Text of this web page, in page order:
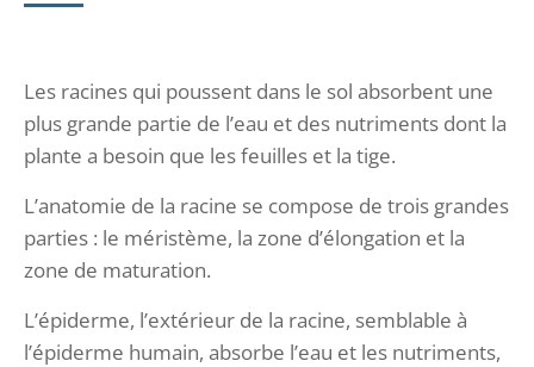
Les racines qui poussent dans le sol absorbent une
plus grande partie de l’eau et des nutriments dont la
plante a besoin que les feuilles et la tige.
L’anatomie de la racine se compose de trois grandes
parties : le méristème, la zone d’élongation et la
zone de maturation.
L’épiderme, l’extérieur de la racine, semblable à
l’épiderme humain, absorbe l’eau et les nutriments,